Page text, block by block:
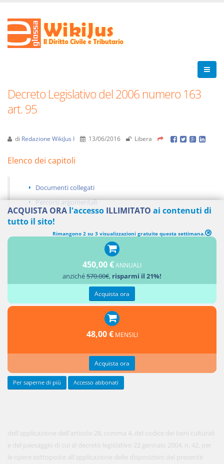
Decreto Legislativo del 2006 numero 163
art. 95
di Redazione WikiJus I 13/06/2016 Libera
Elenco dei capitoli
Documenti collegati
Percorsi argomentali
(abrogato) VERIFICA PREVENTIVA DELL'INTERESSE ARCHEOLOGICO
IN SEDE DI PROGETTO PRELIMINARE
dell'applicazione dell'articolo 28, comma 4, del codice dei beni culturali
e del paesaggio di cui al decreto legislativo 22 gennaio 2004, n. 42, per
le opere sottoposte all'applicazione delle disposizioni del presente
ACQUISTA ORA l'accesso ILLIMITATO ai contenuti di
tutto il sito!
Rimangono 2 su 3 visualizzazioni gratuite questa settimana.
450,00 €ANNUALI
anziché570.00€, risparmi il 21%!
Acquista ora
48,00 € MENSILI
Acquista ora
Per saperne di più Accesso abbonati